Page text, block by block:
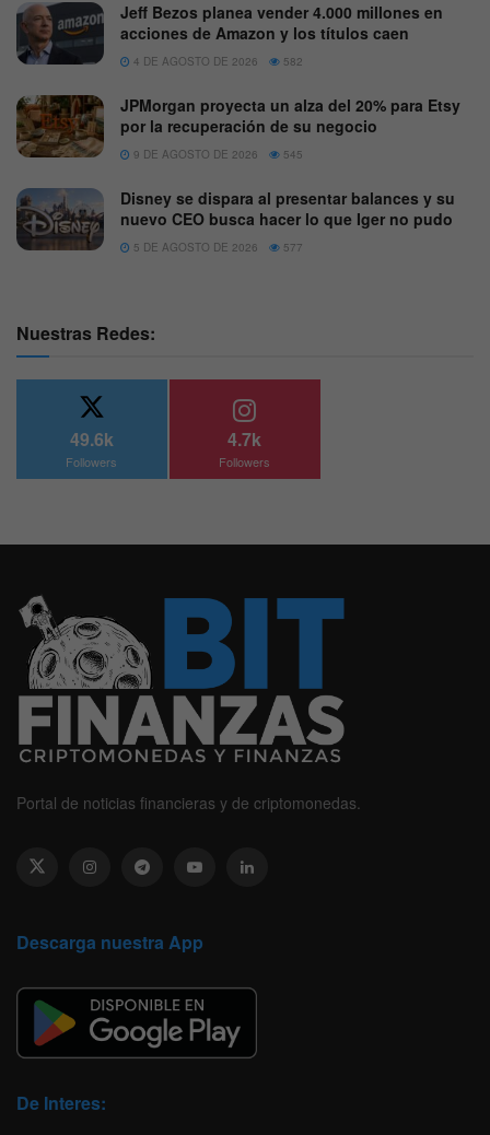
Jeff Bezos planea vender 4.000 millones en
acciones de Amazon y los títulos caen
4 DE AGOSTO DE 2026 582
JPMorgan proyecta un alza del 20% para Etsy
por la recuperación de su negocio
9 DE AGOSTO DE 2026 545
Disney se dispara al presentar balances y su
nuevo CEO busca hacer lo que Iger no pudo
5 DE AGOSTO DE 2026 577
Nuestras Redes:
49.6k
Followers
4.7k
Followers
Portal de noticias financieras y de criptomonedas.
Descarga nuestra App
De Interes: